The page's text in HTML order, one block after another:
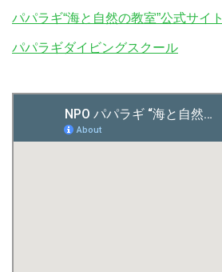
パパラギ“海と自然の教室”公式サイト
パパラギダイビングスクール